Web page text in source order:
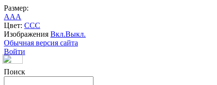
Размер:
AAA
Цвет: CCC
Изображения Вкл.Выкл.
Обычная версия сайта
Войти
Поиск